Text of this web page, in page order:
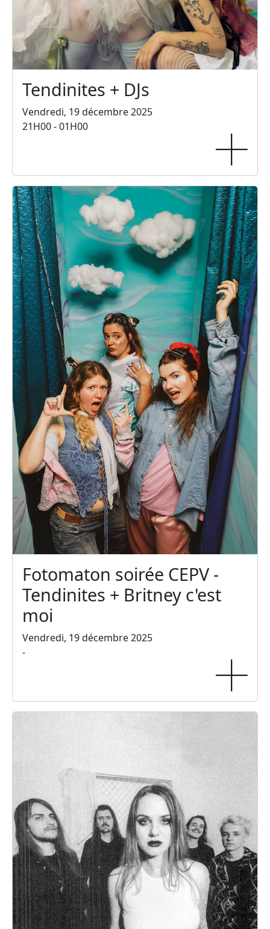
Tendinites + DJs
Vendredi, 19 décembre 2025
21H00 - 01H00
Fotomaton soirée CEPV -
Tendinites + Britney c'est
moi
Vendredi, 19 décembre 2025
-